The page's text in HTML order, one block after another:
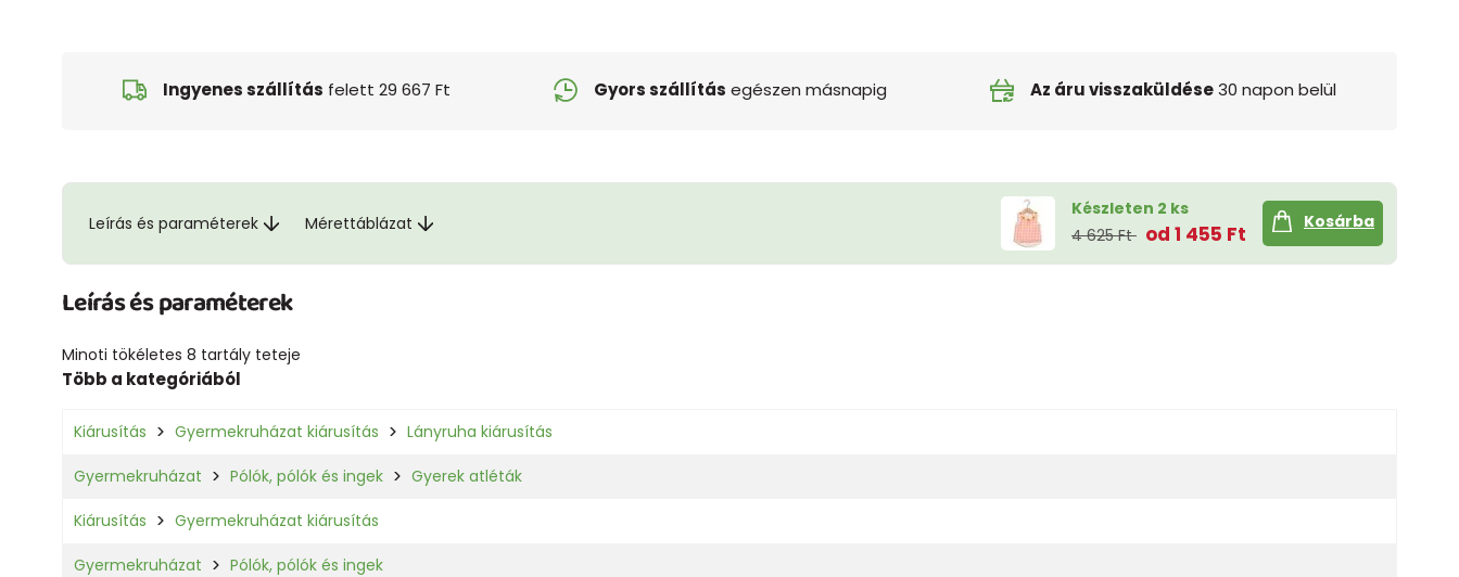
Ingyenes szállítás felett 29 667 Ft Gyors szállítás egészen másnapig Az áru visszaküldése30 napon belül
Leírás és paraméterek Mérettáblázat
Készleten 2 ks
4 625 Ft od 1 455 Ft
Kosárba
Leírás és paraméterek
Minoti tökéletes 8 tartály teteje
Több a kategóriából
Kiárusítás Gyermekruházat kiárusítás Lányruha kiárusítás
Gyermekruházat Pólók, pólók és ingek Gyerek atléták
Kiárusítás Gyermekruházat kiárusítás
Gyermekruházat Pólók, pólók és ingek